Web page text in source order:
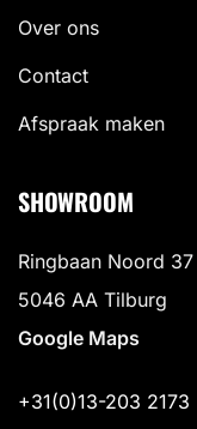
Over ons
Contact
Afspraak maken
SHOWROOM
Ringbaan Noord 37
5046 AA Tilburg
Google Maps
+31(0)13-203 2173